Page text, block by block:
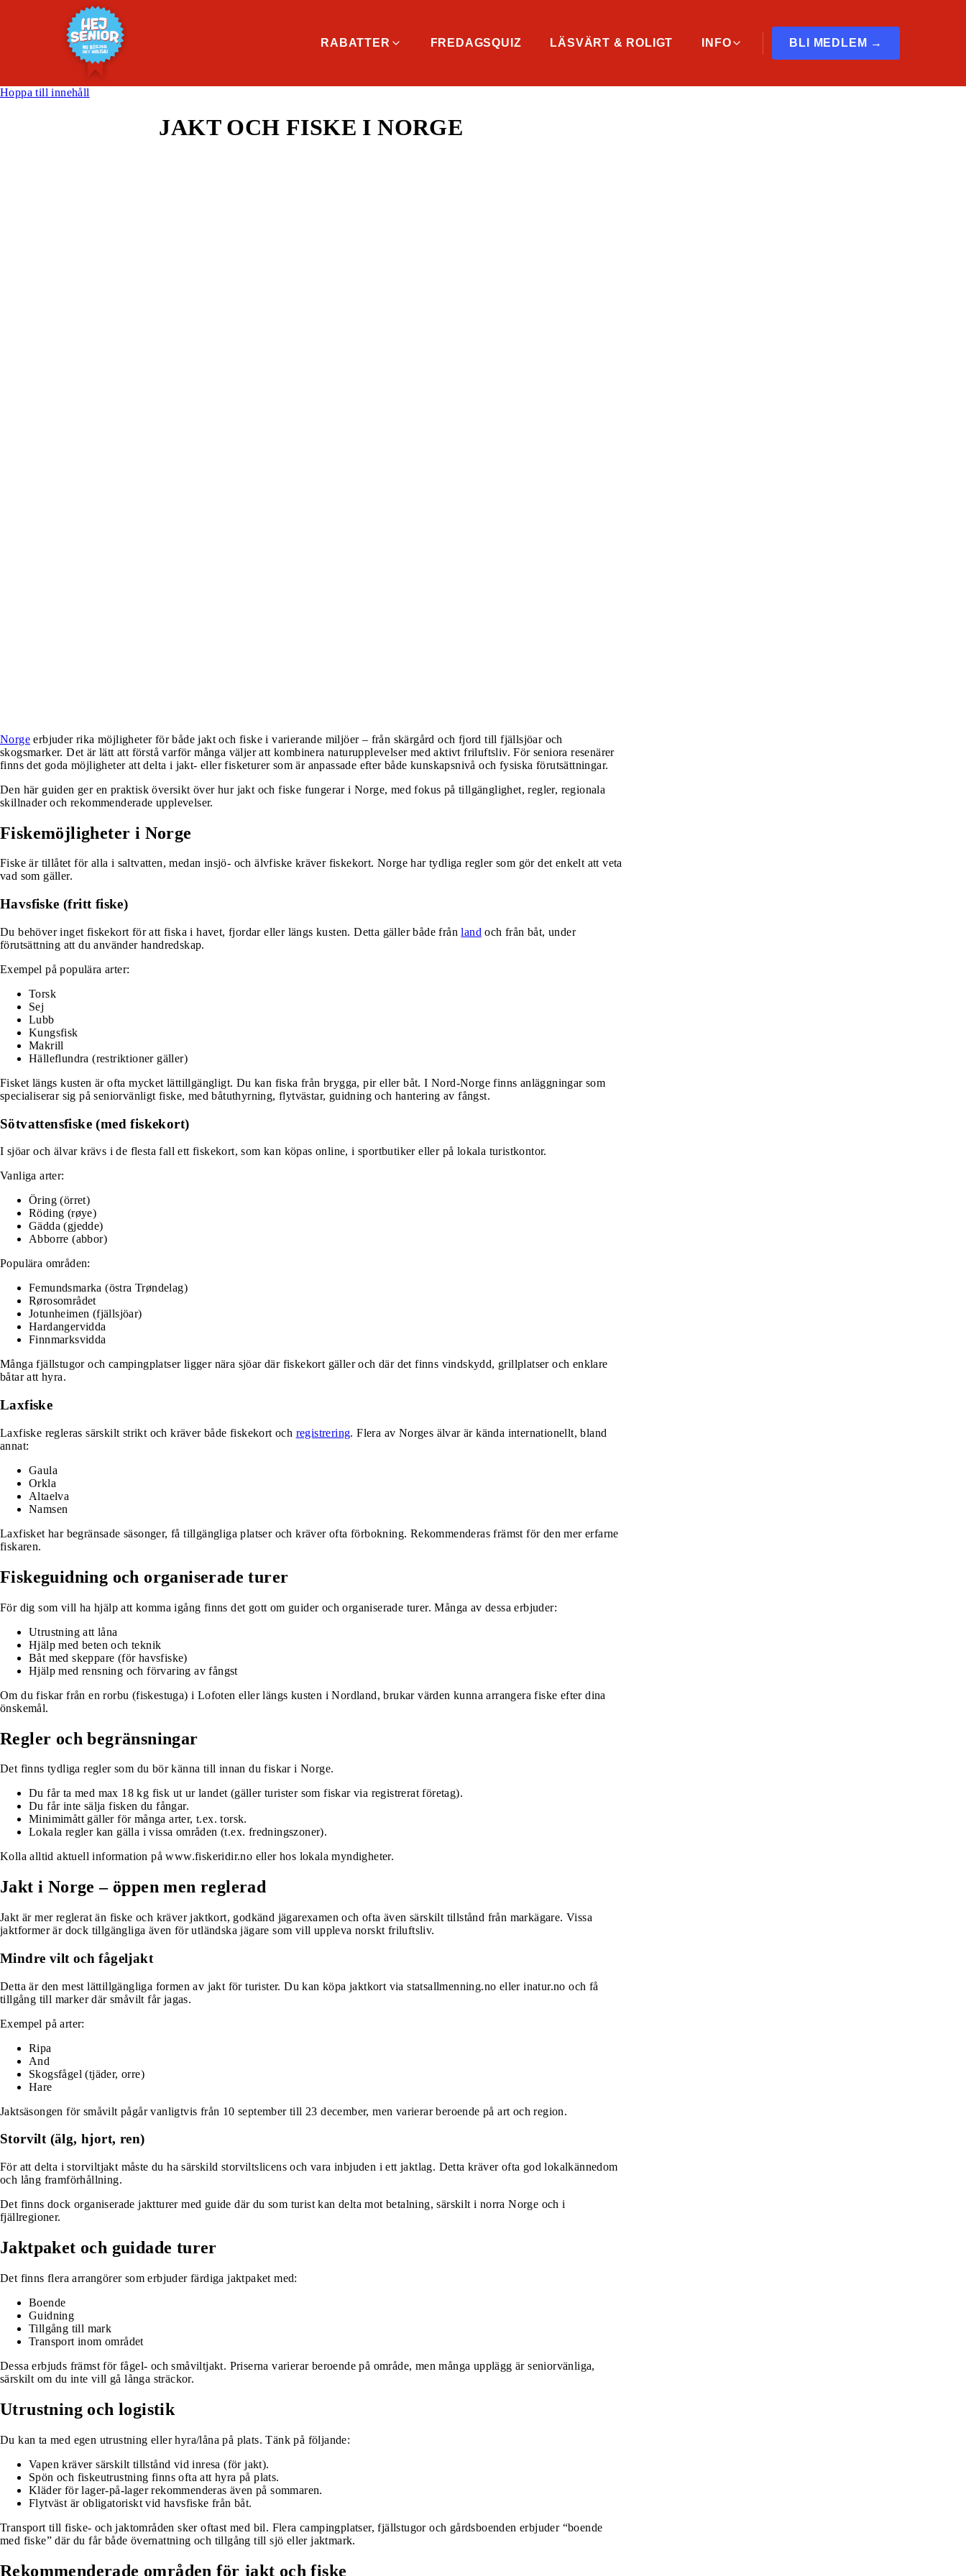
RABATTER FREDAGSQUIZ LÄSVÄRT & ROLIGT INFO BLI MEDLEM →
Hoppa till innehåll
JAKT OCH FISKE I NORGE
Norge erbjuder rika möjligheter för både jakt och fiske i varierande miljöer – från skärgård och fjord till fjällsjöar och
skogsmarker. Det är lätt att förstå varför många väljer att kombinera naturupplevelser med aktivt friluftsliv. För seniora resenärer
finns det goda möjligheter att delta i jakt- eller fisketurer som är anpassade efter både kunskapsnivå och fysiska förutsättningar.
Den här guiden ger en praktisk översikt över hur jakt och fiske fungerar i Norge, med fokus på tillgänglighet, regler, regionala
skillnader och rekommenderade upplevelser.
Fiskemöjligheter i Norge
Fiske är tillåtet för alla i saltvatten, medan insjö- och älvfiske kräver fiskekort. Norge har tydliga regler som gör det enkelt att veta
vad som gäller.
Havsfiske (fritt fiske)
Du behöver inget fiskekort för att fiska i havet, fjordar eller längs kusten. Detta gäller både frånland och från båt, under
förutsättning att du använder handredskap.
Exempel på populära arter:
Torsk
Sej
Lubb
Kungsfisk
Makrill
Hälleflundra (restriktioner gäller)
Fisket längs kusten är ofta mycket lättillgängligt. Du kan fiska från brygga, pir eller båt. I Nord-Norge finns anläggningar som
specialiserar sig på seniorvänligt fiske, med båtuthyrning, flytvästar, guidning och hantering av fångst.
Sötvattensfiske (med fiskekort)
I sjöar och älvar krävs i de flesta fall ett fiskekort, som kan köpas online, i sportbutiker eller på lokala turistkontor.
Vanliga arter:
Öring (örret)
Röding (røye)
Gädda (gjedde)
Abborre (abbor)
Populära områden:
Femundsmarka (östra Trøndelag)
Rørosområdet
Jotunheimen (fjällsjöar)
Hardangervidda
Finnmarksvidda
Många fjällstugor och campingplatser ligger nära sjöar där fiskekort gäller och där det finns vindskydd, grillplatser och enklare
båtar att hyra.
Laxfiske
Laxfiske regleras särskilt strikt och kräver både fiskekort och registrering. Flera av Norges älvar är kända internationellt, bland
annat:
Gaula
Orkla
Altaelva
Namsen
Laxfisket har begränsade säsonger, få tillgängliga platser och kräver ofta förbokning. Rekommenderas främst för den mer erfarne
fiskaren.
Fiskeguidning och organiserade turer
För dig som vill ha hjälp att komma igång finns det gott om guider och organiserade turer. Många av dessa erbjuder:
Utrustning att låna
Hjälp med beten och teknik
Båt med skeppare (för havsfiske)
Hjälp med rensning och förvaring av fångst
Om du fiskar från en rorbu (fiskestuga) i Lofoten eller längs kusten i Nordland, brukar värden kunna arrangera fiske efter dina
önskemål.
Regler och begränsningar
Det finns tydliga regler som du bör känna till innan du fiskar i Norge.
Du får ta med max 18 kg fisk ut ur landet (gäller turister som fiskar via registrerat företag).
Du får inte sälja fisken du fångar.
Minimimått gäller för många arter, t.ex. torsk.
Lokala regler kan gälla i vissa områden (t.ex. fredningszoner).
Kolla alltid aktuell information påwww.fiskeridir.no eller hos lokala myndigheter.
Jakt i Norge – öppen men reglerad
Jakt är mer reglerat än fiske och kräver jaktkort, godkänd jägarexamen och ofta även särskilt tillstånd från markägare. Vissa
jaktformer är dock tillgängliga även för utländska jägare som vill uppleva norskt friluftsliv.
Mindre vilt och fågeljakt
Detta är den mest lättillgängliga formen av jakt för turister. Du kan köpa jaktkort via statsallmenning.no eller inatur.no och få
tillgång till marker där småvilt får jagas.
Exempel på arter:
Ripa
And
Skogsfågel (tjäder, orre)
Hare
Jaktsäsongen för småvilt pågår vanligtvis från 10 september till 23 december, men varierar beroende på art och region.
Storvilt (älg, hjort, ren)
För att delta i storviltjakt måste du ha särskild storviltslicens och vara inbjuden i ett jaktlag. Detta kräver ofta god lokalkännedom
och lång framförhållning.
Det finns dock organiserade jaktturer med guide där du som turist kan delta mot betalning, särskilt i norra Norge och i
fjällregioner.
Jaktpaket och guidade turer
Det finns flera arrangörer som erbjuder färdiga jaktpaket med:
Boende
Guidning
Tillgång till mark
Transport inom området
Dessa erbjuds främst för fågel- och småviltjakt. Priserna varierar beroende på område, men många upplägg är seniorvänliga,
särskilt om du inte vill gå långa sträckor.
Utrustning och logistik
Du kan ta med egen utrustning eller hyra/låna på plats. Tänk på följande:
Vapen kräver särskilt tillstånd vid inresa (för jakt).
Spön och fiskeutrustning finns ofta att hyra på plats.
Kläder för lager-på-lager rekommenderas även på sommaren.
Flytväst är obligatoriskt vid havsfiske från båt.
Transport till fiske- och jaktområden sker oftast med bil. Flera campingplatser, fjällstugor och gårdsboenden erbjuder “boende
med fiske” där du får både övernattning och tillgång till sjö eller jaktmark.
Rekommenderade områden för jakt och fiske